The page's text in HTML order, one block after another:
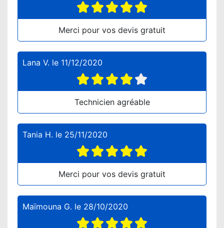
Merci pour vos devis gratuit
Lana V. le 11/12/2020
Technicien agréable
Tania H. le 25/11/2020
Merci pour vos devis gratuit
Maïmouna G. le 28/10/2020